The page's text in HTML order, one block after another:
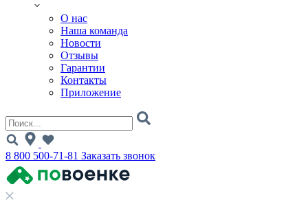
О нас
Наша команда
Новости
Отзывы
Гарантии
Контакты
Приложение
8 800 500-71-81 Заказать звонок